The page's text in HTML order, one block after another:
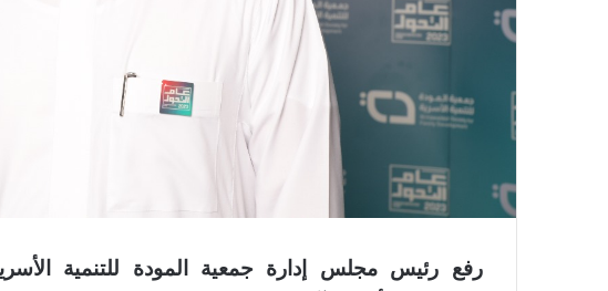
رفع رئيس مجلس إدارة جمعية المودة للتنمية